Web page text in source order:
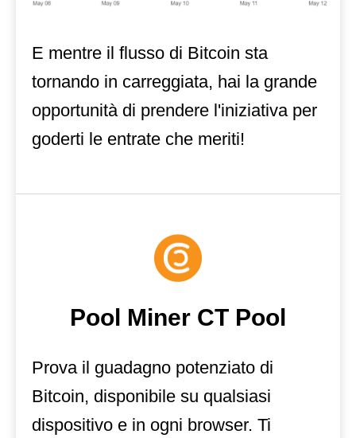
E mentre il flusso di Bitcoin sta
tornando in carreggiata, hai la grande
opportunità di prendere l'iniziativa per
goderti le entrate che meriti!
Pool Miner CT Pool
Prova il guadagno potenziato di
Bitcoin, disponibile su qualsiasi
dispositivo e in ogni browser. Ti